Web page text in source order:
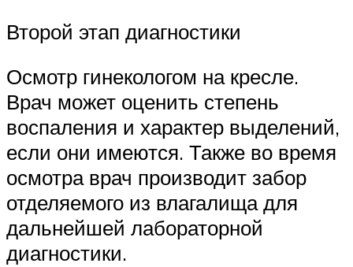
Второй этап диагностики
Осмотр гинекологом на кресле.
Врач может оценить степень
воспаления и характер выделений,
если они имеются. Также во время
осмотра врач производит забор
отделяемого из влагалища для
дальнейшей лабораторной
диагностики.